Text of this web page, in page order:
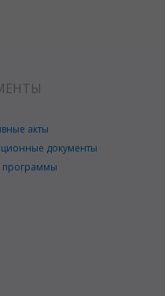
акты
документы
программы